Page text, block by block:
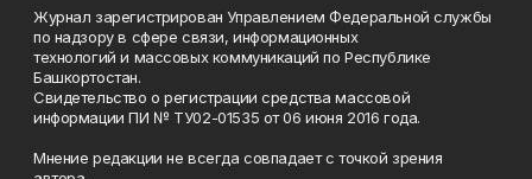
Журнал зарегистрирован Управлением Федеральной службы
по надзору в сфере связи, информационных
технологий и массовых коммуникаций по Республике
Башкортостан.
Свидетельство о регистрации средства массовой
информации ПИ № ТУ02-01535 от 06 июня 2016 года.
Мнение редакции не всегда совпадает с точкой зрения